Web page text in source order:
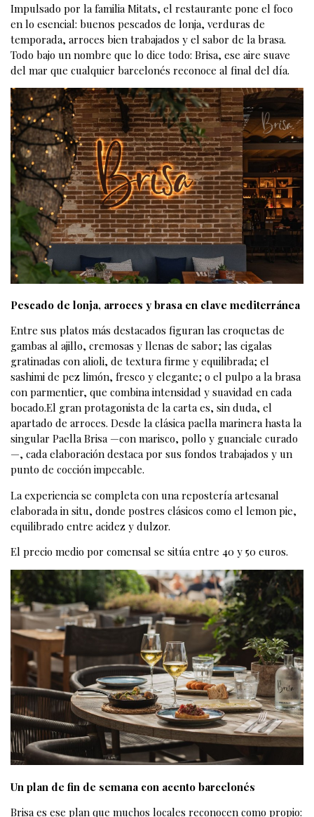
Impulsado por la familia Mitats, el restaurante pone el foco
en lo esencial: buenos pescados de lonja, verduras de
temporada, arroces bien trabajados y el sabor de la brasa.
Todo bajo un nombre que lo dice todo: Brisa, ese aire suave
del mar que cualquier barcelonés reconoce al final del día.
Pescado de lonja, arroces y brasa en clave mediterránea
Entre sus platos más destacados figuran las croquetas de
gambas al ajillo, cremosas y llenas de sabor; las cigalas
gratinadas con alioli, de textura firme y equilibrada; el
sashimi de pez limón, fresco y elegante; o el pulpo a la brasa
con parmentier, que combina intensidad y suavidad en cada
bocado.El gran protagonista de la carta es, sin duda, el
apartado de arroces. Desde la clásica paella marinera hasta la
singular Paella Brisa —con marisco, pollo y guanciale curado
—, cada elaboración destaca por sus fondos trabajados y un
punto de cocción impecable.
La experiencia se completa con una repostería artesanal
elaborada in situ, donde postres clásicos como el lemon pie,
equilibrado entre acidez y dulzor.
El precio medio por comensal se sitúa entre 40 y 50 euros.
Un plan de fin de semana con acento barcelonés
Brisa es ese plan que muchos locales reconocen como propio: